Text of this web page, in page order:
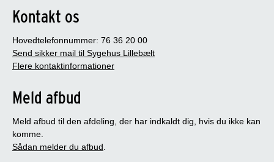
Kontakt os
Hovedtelefonnummer: 76 36 20 00
Send sikker mail til Sygehus Lillebælt
Flere kontaktinformationer
Meld afbud
Meld afbud til den afdeling, der har indkaldt dig, hvis du ikke kan
komme.
Sådan melder du afbud.